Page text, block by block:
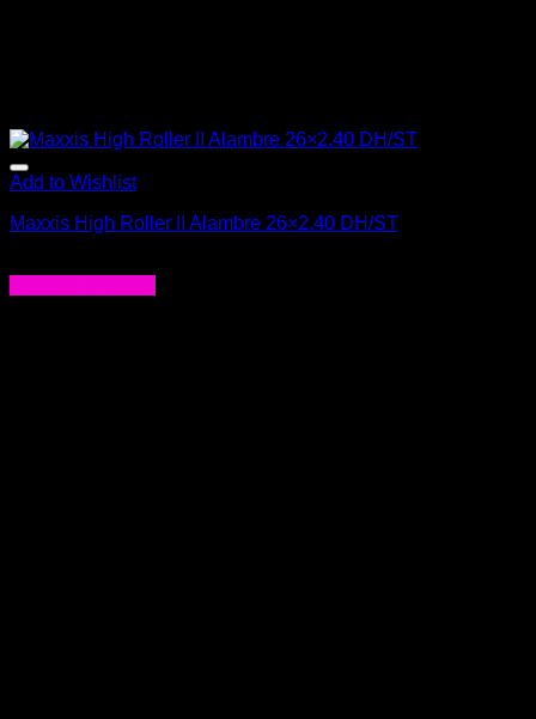
Add to Wishlist
Maxxis High Roller II Alambre 26×2.40 DH/ST